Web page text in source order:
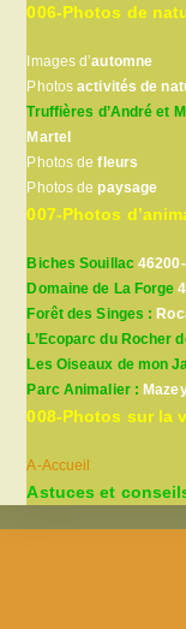
006-Photos de
Images d’automne
Photosactivités de
Truffières d’André et
Martel
Photos defleurs
Photos depaysage
007-Photos
Biches Souillac
Domaine de La Forge
Forêt des Singes :
L’Ecoparc du Rocher
Les Oiseaux de mon
Parc Animalier :
008-Photos sur la
A-Accueil
Astuces et